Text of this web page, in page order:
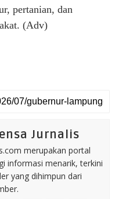
pertanian, dan
(Adv)
Jurnalis
merupakan portal
informasi menarik, terkini
yang dihimpun dari